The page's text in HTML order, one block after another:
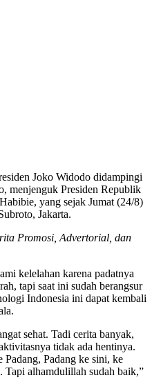
Joko Widodo didampingi
menjenguk Presiden Republik
yang sejak Jumat (24/8)
Jakarta.
Promosi, Advertorial, dan
kelelahan karena padatnya
tapi saat ini sudah berangsur
Indonesia ini dapat kembali
sehat. Tadi cerita banyak,
tidak ada hentinya.
Padang ke sini, ke
Tapi alhamdulillah sudah baik,”